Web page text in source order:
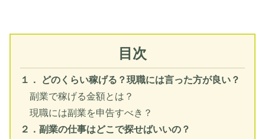
目次
１． どのくらい稼げる？現職には言った方が良い？
副業で稼げる金額とは？
現職には副業を申告すべき？
２．副業の仕事はどこで探せばいいの？